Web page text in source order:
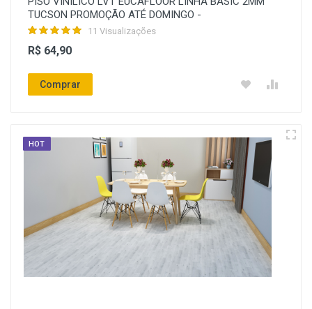
TUCSON PROMOÇÃO ATÉ DOMINGO -
11 Visualizações
R$ 64,90
Comprar
HOT